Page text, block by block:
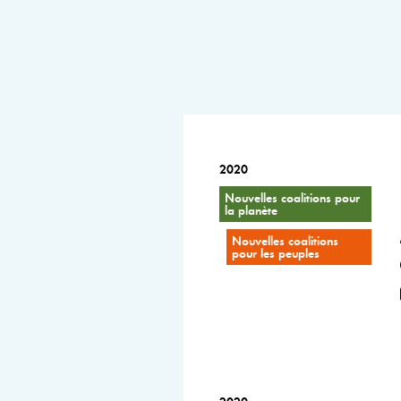
2020
Nouvelles coalitions pour
la planète
Nouvelles coalitions
pour les peuples